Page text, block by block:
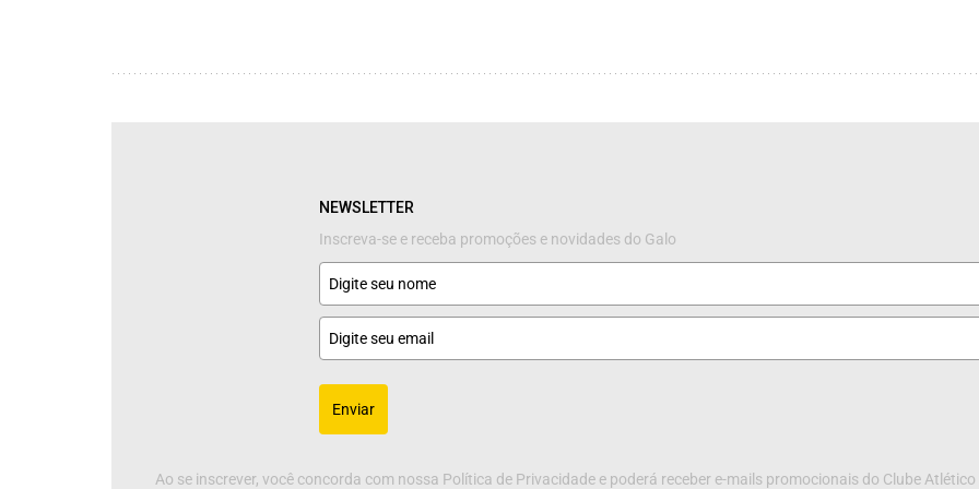
NEWSLETTER
Inscreva-se e receba promoções e novidades do Galo
Enviar
Ao se inscrever, você concorda com nossa Política de Privacidade e poderá receber e-mails promocionais do Clube Atlético